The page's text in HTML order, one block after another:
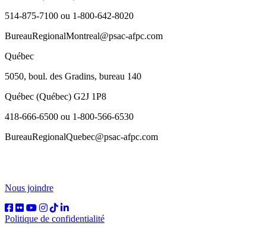
514-875-7100 ou 1-800-642-8020
BureauRegionalMontreal@psac-afpc.com
Québec
5050, boul. des Gradins, bureau 140
Québec (Québec) G2J 1P8
418-666-6500 ou 1-800-566-6530
BureauRegionalQuebec@psac-afpc.com
Nous joindre
Politique de confidentialité